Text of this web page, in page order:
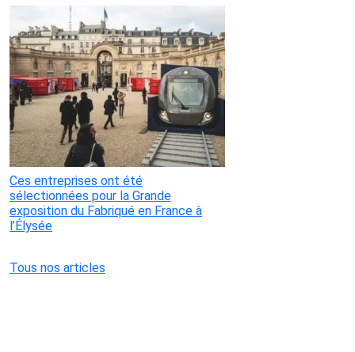
Ces entreprises ont été
sélectionnées pour la Grande
exposition du Fabriqué en France à
l’Élysée
Tous nos articles